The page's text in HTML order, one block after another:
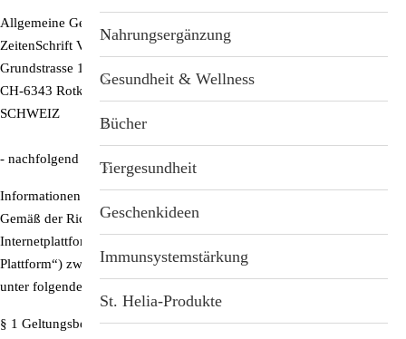
Allgemeine Geschäftsbedingungen
ZeitenSchrift Verlag GmbH
Grundstrasse 16
CH-6343 Rotkreuz
SCHWEIZ
- nachfolgend Anbieter –
Informationen zur Online-Streitbeilegung
Gemäß der Richtlinie 2013/11/EU richtet die EU-Kommission eine
Internetplattform zur Online-Beilegung von Streitigkeiten („OS-
Plattform“) zwischen Unternehmern und Verbrauchern ein. Diese ist
unter folgendem Link erreichbar:
§ 1 Geltungsbereich
Artikel
Hefte
Themen
Dossiers
Stichwortverzeichnis
Aktuell
Abonnement
Nahrungsergänzung
Gesundheit & Wellness
Bücher
Tiergesundheit
Geschenkideen
Immunsystemstärkung
St. Helia-Produkte